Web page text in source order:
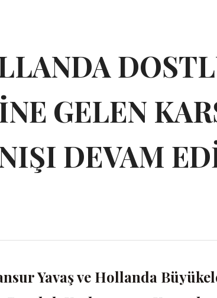
GELEN
DEVAM
Yavaş ve Hollanda